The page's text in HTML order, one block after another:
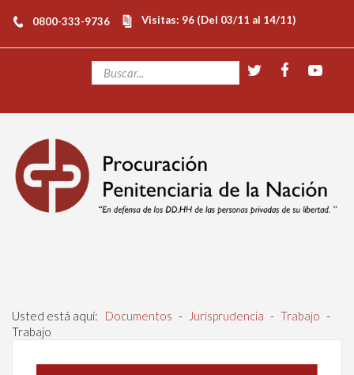
0800-333-9736 Visitas: 96 (Del 03/11 al 14/11)
Usted está aquí: Documentos - Jurisprudencia - Trabajo -
Trabajo